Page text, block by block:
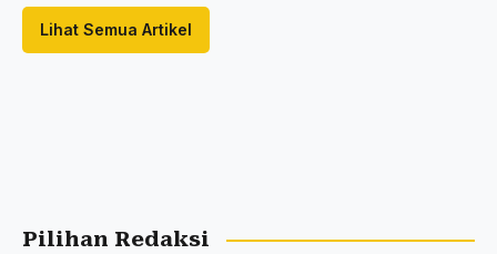
Lihat Semua Artikel
Pilihan Redaksi